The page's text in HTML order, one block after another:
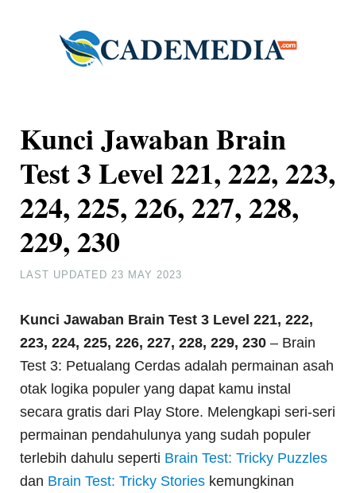
Kunci Jawaban Brain
Test 3 Level 221, 222, 223,
224, 225, 226, 227, 228,
229, 230
LAST UPDATED23 MAY 2023
Kunci Jawaban Brain Test 3 Level 221, 222,
223, 224, 225, 226, 227, 228, 229, 230 – Brain
Test 3: Petualang Cerdas adalah permainan asah
otak logika populer yang dapat kamu instal
secara gratis dari Play Store. Melengkapi seri-seri
permainan pendahulunya yang sudah populer
terlebih dahulu seperti Brain Test: Tricky Puzzles
dan Brain Test: Tricky Stories kemungkinan